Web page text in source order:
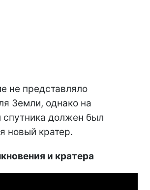
не представляло
Земли, однако на
спутника должен был
новый кратер.
и кратера